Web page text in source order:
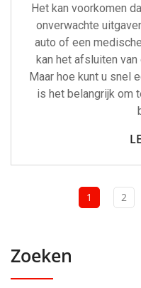
Het kan voorkomen
onverwachte
auto of een
kan het afsluiten
Maar hoe kunt u snel
is het belangrijk om
1 2
Zoeken